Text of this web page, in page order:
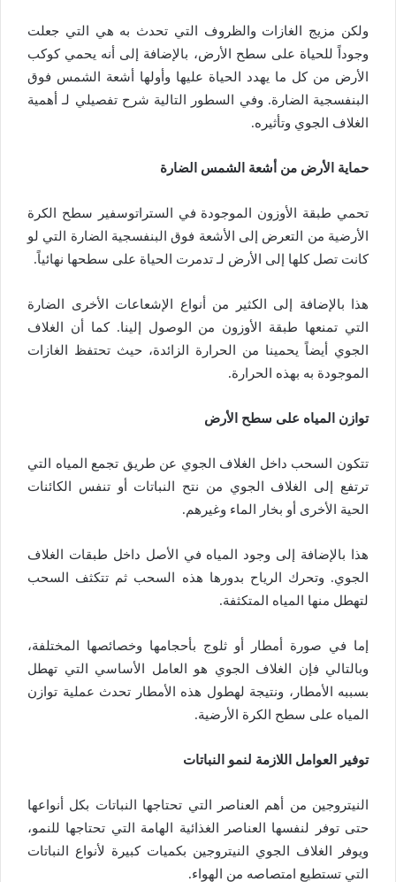
ولكن مزيج الغازات والظروف التي تحدث به هي التي جعلت
وجوداً للحياة على سطح الأرض، بالإضافة إلى أنه يحمي كوكب
الأرض من كل ما يهدد الحياة عليها وأولها أشعة الشمس فوق
البنفسجية الضارة. وفي السطور التالية شرح تفصيلي لـ أهمية
الغلاف الجوي وتأثيره.
حماية الأرض من أشعة الشمس الضارة
تحمي طبقة الأوزون الموجودة في الستراتوسفير سطح الكرة
الأرضية من التعرض إلى الأشعة فوق البنفسجية الضارة التي لو
كانت تصل كلها إلى الأرض لـ تدمرت الحياة على سطحها نهائياً.
هذا بالإضافة إلى الكثير من أنواع الإشعاعات الأخرى الضارة
التي تمنعها طبقة الأوزون من الوصول إلينا. كما أن الغلاف
الجوي أيضاً يحمينا من الحرارة الزائدة، حيث تحتفظ الغازات
الموجودة به بهذه الحرارة.
توازن المياه على سطح الأرض
تتكون السحب داخل الغلاف الجوي عن طريق تجمع المياه التي
ترتفع إلى الغلاف الجوي من نتح النباتات أو تنفس الكائنات
الحية الأخرى أو بخار الماء وغيرهم.
هذا بالإضافة إلى وجود المياه في الأصل داخل طبقات الغلاف
الجوي. وتحرك الرياح بدورها هذه السحب ثم تتكثف السحب
لتهطل منها المياه المتكثفة.
إما في صورة أمطار أو ثلوج بأحجامها وخصائصها المختلفة،
وبالتالي فإن الغلاف الجوي هو العامل الأساسي التي تهطل
بسببه الأمطار، ونتيجة لهطول هذه الأمطار تحدث عملية توازن
المياه على سطح الكرة الأرضية.
توفير العوامل اللازمة لنمو النباتات
النيتروجين من أهم العناصر التي تحتاجها النباتات بكل أنواعها
حتى توفر لنفسها العناصر الغذائية الهامة التي تحتاجها للنمو،
ويوفر الغلاف الجوي النيتروجين بكميات كبيرة لأنواع النباتات
التي تستطيع امتصاصه من الهواء.